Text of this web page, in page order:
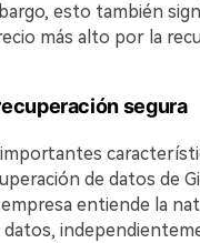
esto también
más alto por la
segura
importantes
de datos de
entiende la
datos,